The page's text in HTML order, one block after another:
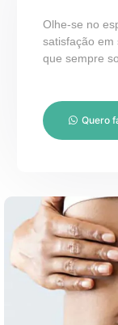
Olhe-se no
satisfação em
que sempre
Quero